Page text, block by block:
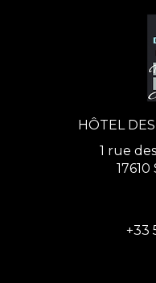
HÔTEL
1 rue
+33